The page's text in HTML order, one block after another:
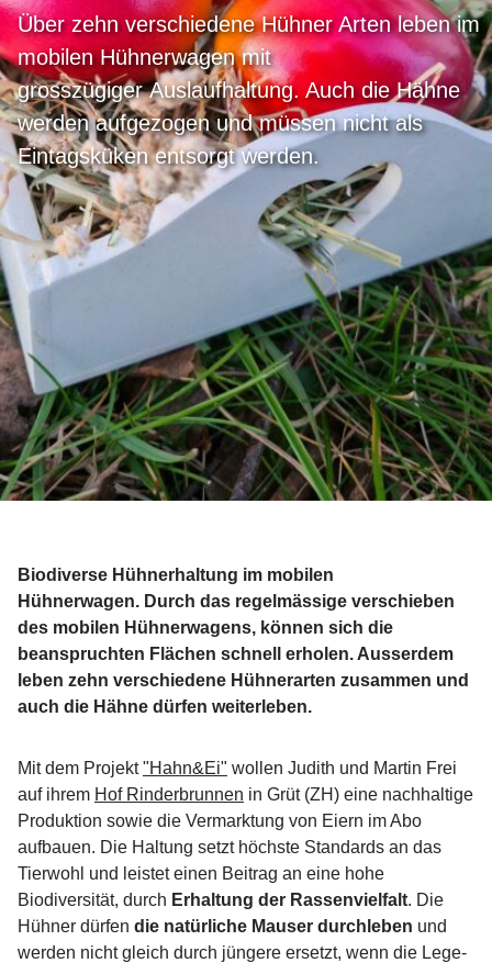
Über zehn verschiedene Hühner Arten leben im
mobilen Hühnerwagen mit
grosszügiger Auslaufhaltung. Auch die Hähne
werden aufgezogen und müssen nicht als
Eintagsküken entsorgt werden.
Biodiverse Hühnerhaltung im mobilen
Hühnerwagen. Durch das regelmässige verschieben
des mobilen Hühnerwagens, können sich die
beanspruchten Flächen schnell erholen. Ausserdem
leben zehn verschiedene Hühnerarten zusammen und
auch die Hähne dürfen weiterleben.
Mit dem Projekt"Hahn&Ei" wollen Judith und Martin Frei
auf ihrem Hof Rinderbrunnen in Grüt (ZH) eine nachhaltige
Produktion sowie die Vermarktung von Eiern im Abo
aufbauen. Die Haltung setzt höchste Standards an das
Tierwohl und leistet einen Beitrag an eine hohe
Biodiversität, durch Erhaltung der Rassenvielfalt. Die
Hühner dürfen die natürliche Mauser durchleben und
werden nicht gleich durch jüngere ersetzt, wenn die Lege-